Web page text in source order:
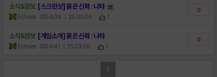
소식&정보 [스크린샷] 붉은 신화 : 나타
Echoes 조회수:39 | 25.03.06 1
0
소식&정보 [게임소개] 붉은 신화 : 나타
Echoes 조회수:41 | 25.03.06 1
0
1